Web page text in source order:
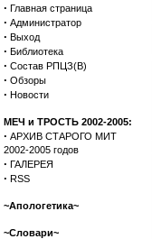
· Главная страница
· Администратор
· Выход
· Библиотека
· Состав РПЦЗ(В)
· Обзоры
· Новости
МЕЧ и ТРОСТЬ 2002-2005:
· АРХИВ СТАРОГО МИТ
2002-2005 годов
· ГАЛЕРЕЯ
· RSS
~Апологетика~
~Словари~